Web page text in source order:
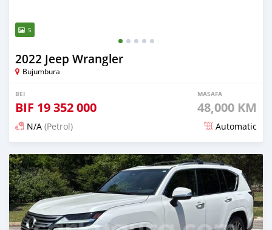
5
2022 Jeep Wrangler
Bujumbura
BEI
BIF 19 352 000
MASAFA
48,000 KM
N/A (Petrol) Automatic
Ilitangazwa kama mwezi 1 iliopita